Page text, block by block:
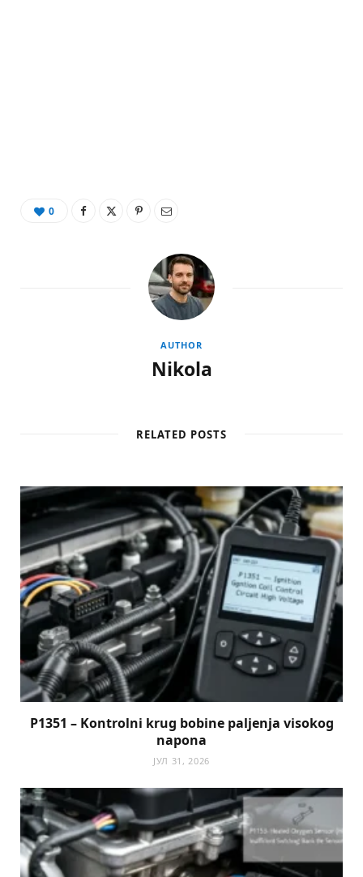
0
AUTHOR
Nikola
RELATED POSTS
P1351 – Kontrolni krug bobine paljenja visokog
napona
ЈУЛ 31, 2026